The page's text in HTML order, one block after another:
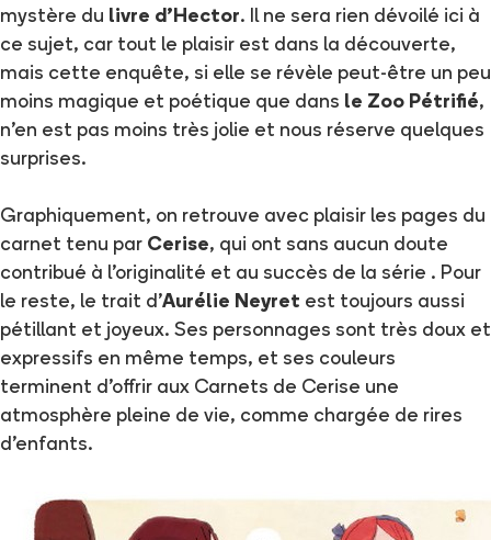
mystère du livre d'Hector. Il ne sera rien dévoilé ici à
ce sujet, car tout le plaisir est dans la découverte,
mais cette enquête, si elle se révèle peut-être un peu
moins magique et poétique que dans le Zoo Pétrifié,
n'en est pas moins très jolie et nous réserve quelques
surprises.
Graphiquement, on retrouve avec plaisir les pages du
carnet tenu par Cerise, qui ont sans aucun doute
contribué à l'originalité et au succès de la série . Pour
le reste, le trait d'Aurélie Neyret est toujours aussi
pétillant et joyeux. Ses personnages sont très doux et
expressifs en même temps, et ses couleurs
terminent d'offrir aux Carnets de Cerise une
atmosphère pleine de vie, comme chargée de rires
d'enfants.